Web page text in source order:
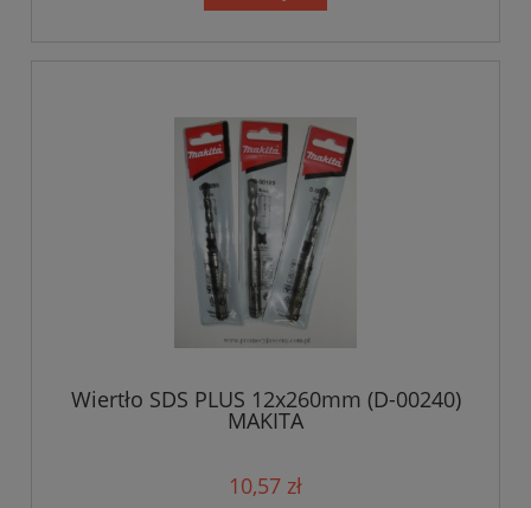
Wiertło SDS PLUS 12x260mm (D-00240)
MAKITA
10,57 zł